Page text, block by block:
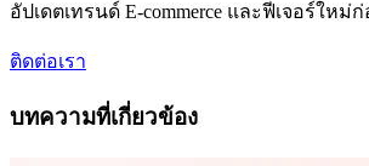
อัปเดตเทรนด์ E-commerce และฟีเจอร์ใหม่
ติดต่อเรา
บทความที่เกี่ยวข้อง